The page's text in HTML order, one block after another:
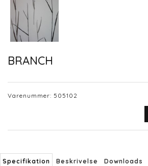
BRANCH
Varenummer: 505102
Specifikation Beskrivelse Downloads